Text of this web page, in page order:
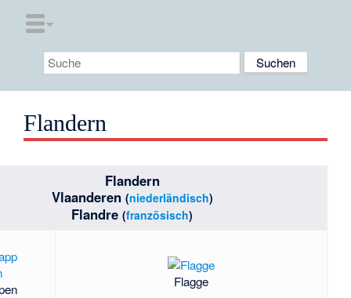
Flandern
Flandern
Vlaanderen (niederländisch)
Flandre (französisch)
Flagge